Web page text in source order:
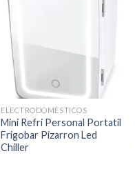
Añadir
ELECTRODOMÉSTICOS
Mini Refri Personal Portatil
Frigobar Pizarron Led
Chiller